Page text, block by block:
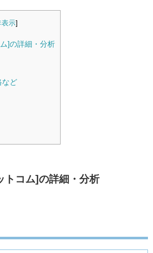
表示]
]の詳細・分析
など
トコム]の詳細・分析